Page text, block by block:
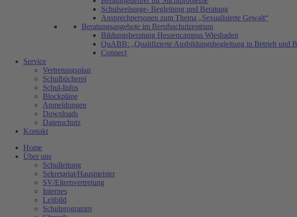
Schulseelsorge- Begleitung und Beratung
Ansprechpersonen zum Thema „Sexualisierte Gewalt“
Beratungsangebote im Berufsschulzentrum
Bildungsberatung Hessencampus Wiesbaden
QuABB: „Qualifizierte Ausbildungsbegleitung in Betrieb und
Connect
Service
Vertretungsplan
Schulbücherei
Schul-Infos
Blockpläne
Anmeldungen
Downloads
Datenschutz
Kontakt
Home
Über uns
Schulleitung
Sekretariat/Hausmeister
SV/Elternvertretung
Internes
Leitbild
Schulprogramm